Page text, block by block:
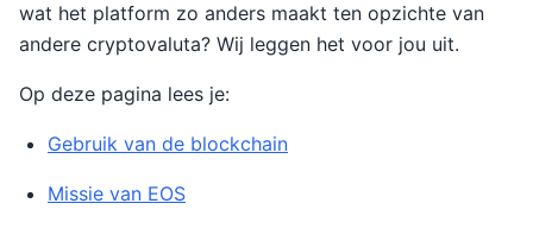
wat het platform zo anders maakt ten opzichte van
andere cryptovaluta? Wij leggen het voor jou uit.
Op deze pagina lees je:
Gebruik van de blockchain
Missie van EOS